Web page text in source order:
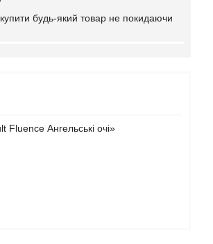
будь-який товар не покидаючи
Fluence Ангельські очі»